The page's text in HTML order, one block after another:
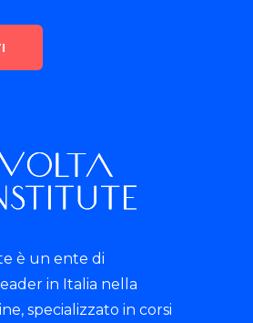
è un ente di
in Italia nella
specializzato in corsi